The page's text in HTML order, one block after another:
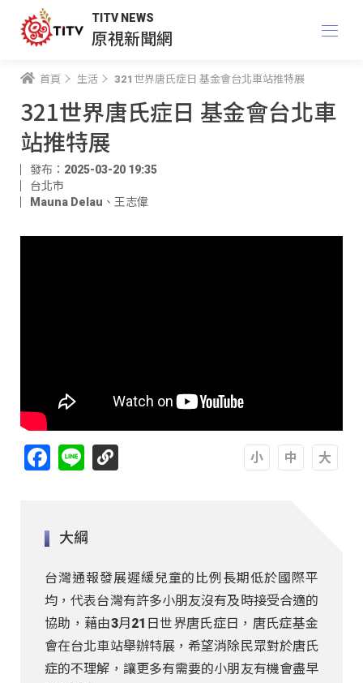
TITV NEWS
原視新聞網
首頁 生活 321世界唐氏症日 基金會台北車站推特展
321世界唐氏症日 基金會台北車
站推特展
發布：2025-03-20 19:35
台北市
Mauna Delau 、 王志偉
Facebook
Line
大綱
台灣通報發展遲緩兒童的比例長期低於國際平
均，代表台灣有許多小朋友沒有及時接受合適的
協助，藉由3月21日世界唐氏症日，唐氏症基金
會在台北車站舉辦特展，希望消除民眾對於唐氏
症的不理解，讓更多有需要的小朋友有機會盡早